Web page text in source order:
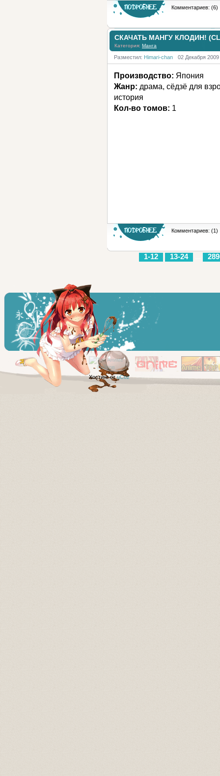
Комментариев: (6)
СКАЧАТЬ МАНГУ КЛОДИН!
Категория: Манга
Разместил: Himari-chan 02 Декабря 2009
Производство: Япония
Жанр: драма, сёдзё для
история
Кол-во томов: 1
Комментариев: (1)
1-12 13-24
Хостинг отuCoz